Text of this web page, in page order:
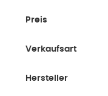
Preis
Verkaufsart
Hersteller